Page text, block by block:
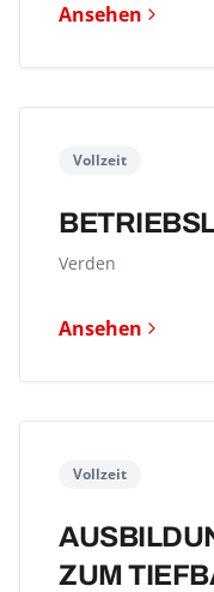
Ansehen
Vollzeit
Verden
Ansehen
Vollzeit
ZUM